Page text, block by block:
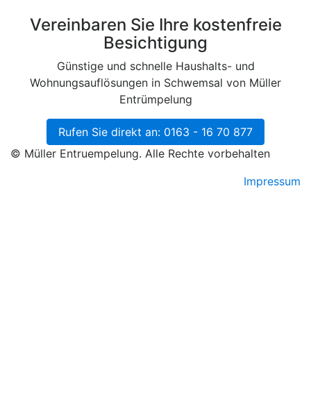
Vereinbaren Sie Ihre kostenfreie
Besichtigung
Günstige und schnelle Haushalts- und
Wohnungsauflösungen in Schwemsal von Müller
Entrümpelung
Rufen Sie direkt an: 0163 - 16 70 877
© Müller Entruempelung. Alle Rechte vorbehalten
Impressum